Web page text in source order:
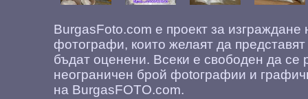
BurgasFoto.com е проект за
фотографи, които желаят да
бъдат оценени. Всеки е свободен да се
неограничен брой фоtографии и
на BurgasFOTO.com.